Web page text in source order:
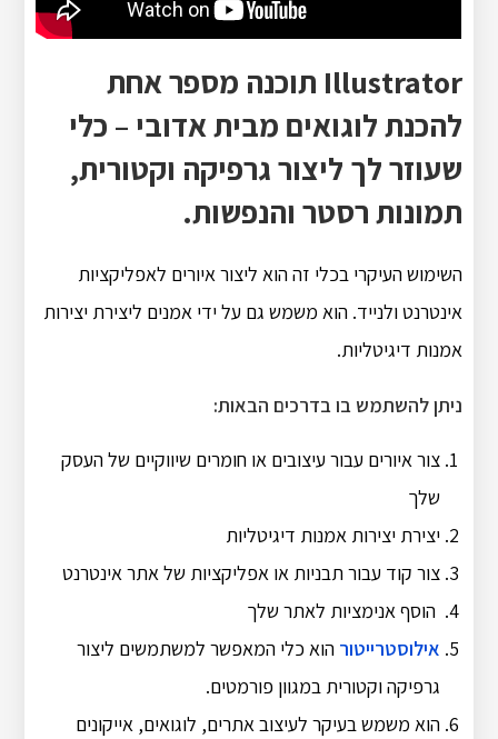
Illustrator תוכנה מספר אחת
להכנת לוגואים מבית אדובי – כלי
שעוזר לך ליצור גרפיקה וקטורית,
תמונות רסטר והנפשות.
השימוש העיקרי בכלי זה הוא ליצור איורים לאפליקציות
אינטרנט ולנייד. הוא משמש גם על ידי אמנים ליצירת יצירות
אמנות דיגיטליות.
ניתן להשתמש בו בדרכים הבאות:
צור איורים עבור עיצובים או חומרים שיווקיים של העסק
שלך
יצירת יצירות אמנות דיגיטליות
צור קוד עבור תבניות או אפליקציות של אתר אינטרנט
הוסף אנימציות לאתר שלך
אילוסטרייטור הוא כלי המאפשר למשתמשים ליצור
גרפיקה וקטורית במגוון פורמטים.
הוא משמש בעיקר לעיצוב אתרים, לוגואים, אייקונים